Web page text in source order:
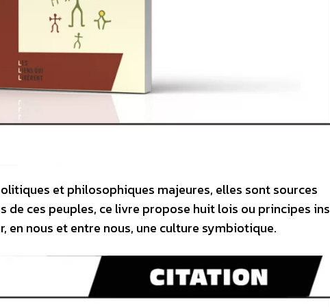
et philosophiques majeures, elles sont sources
de ces peuples, ce livre propose huit lois ou principes
en nous et entre nous, une culture symbiotique.